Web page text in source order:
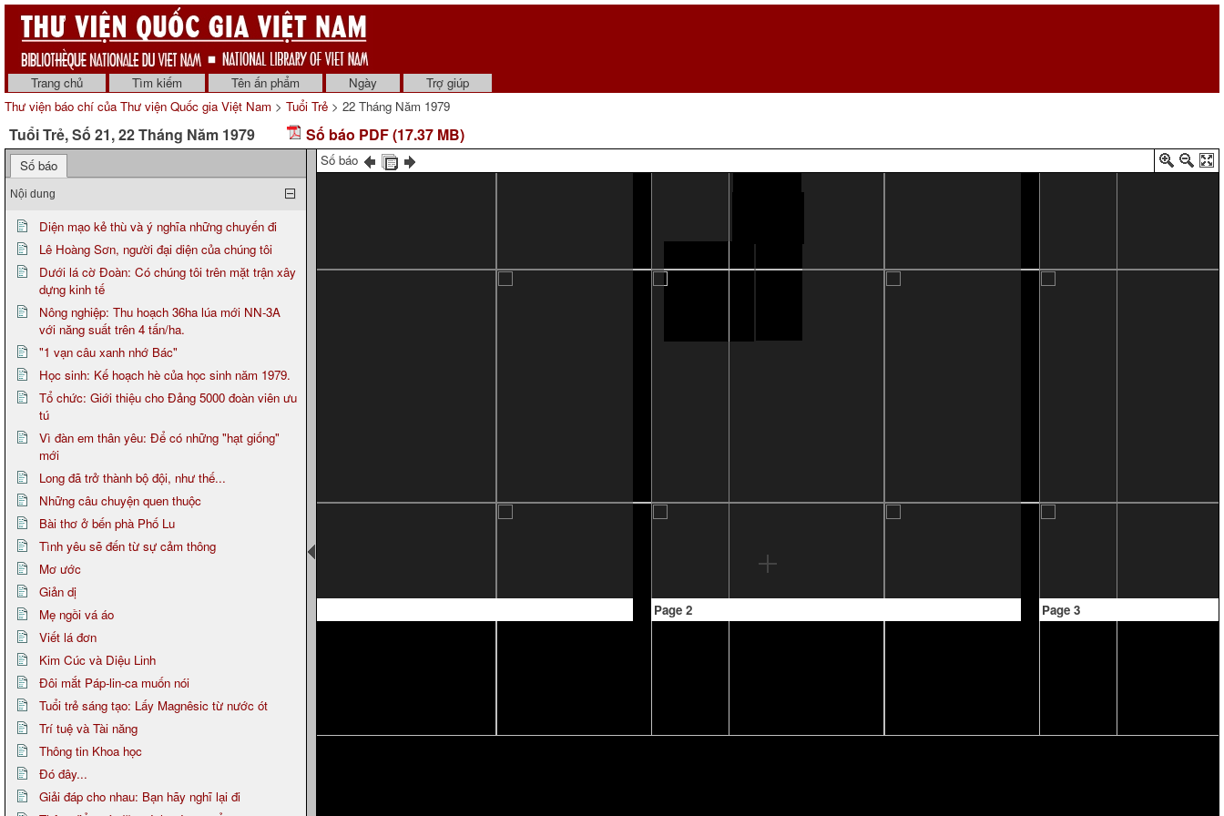
Trang chủ Tìm kiếm Tên ấn phẩm Ngày
Trợ giúp
Thư viện báo chí của Thư viện Quốc gia Việt Nam > Tuổi Trẻ > 22 Tháng Năm 1979
Tuổi Trẻ, Số 21, 22 Tháng Năm 1979 Số báo PDF (17.37 MB)
Số báo
Nội dung
Diện mạo kẻ thù và ý nghĩa những chuyến đi
Lê Hoàng Sơn, người đại diện của chúng tôi
Dưới lá cờ Đoàn: Có chúng tôi trên mặt trận xây
dựng kinh tế
Nông nghiệp: Thu hoạch 36ha lúa mới NN-3A
với năng suất trên 4 tấn/ha.
"1 vạn câu xanh nhớ Bác"
Học sinh: Kế hoạch hè của học sinh năm 1979.
Tổ chức: Giới thiệu cho Đảng 5000 đoàn viên ưu
tú
Vì đàn em thân yêu: Để có những "hạt giống"
mới
Long đã trở thành bộ đội, như thế...
Những câu chuyện quen thuộc
Bài thơ ở bến phà Phố Lu
Tình yêu sẽ đến từ sự cảm thông
Mơ ước
Giản dị
Mẹ ngồi vá áo
Viết lá đơn
Kim Cúc và Diệu Linh
Đôi mắt Páp-lin-ca muốn nói
Tuổi trẻ sáng tạo: Lấy Magnêsic từ nước ót
Trí tuệ và Tài năng
Thông tin Khoa học
Đó đây...
Giải đáp cho nhau: Bạn hãy nghĩ lại đi
Số báo
Page 2 Page 3